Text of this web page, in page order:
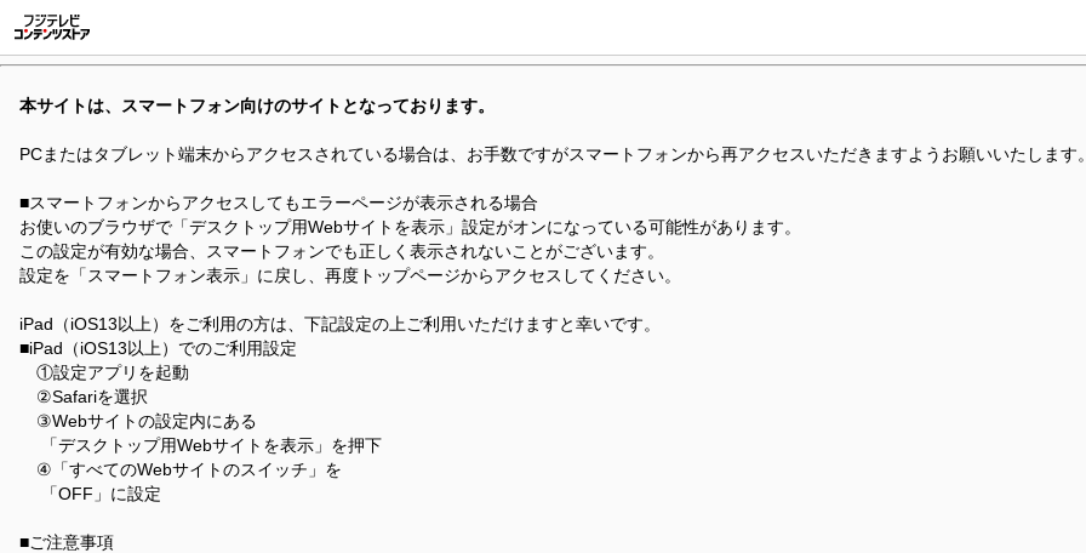
本サイトは、スマートフォン向けのサイトとなっております。
PCまたはタブレット端末からアクセスされている場合は、お手数ですがスマートフォンから再アクセスいただきますようお願いいたします
■スマートフォンからアクセスしてもエラーページが表示される場合
お使いのブラウザで「デスクトップ用Webサイトを表示」設定がオンになっている可能性があります。
この設定が有効な場合、スマートフォンでも正しく表示されないことがございます。
設定を「スマートフォン表示」に戻し、再度トップページからアクセスしてください。
iPad（iOS13以上）をご利用の方は、下記設定の上ご利用いただけますと幸いです。
■iPad（iOS13以上）でのご利用設定
①設定アプリを起動
②Safariを選択
③Webサイトの設定内にある
「デスクトップ用Webサイトを表示」を押下
④「すべてのWebサイトのスイッチ」を
「OFF」に設定
■ご注意事項